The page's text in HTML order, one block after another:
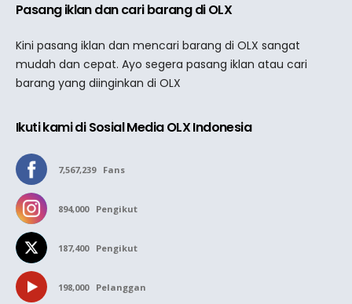
Pasang iklan dan cari barang di OLX
Kini pasang iklan dan mencari barang di OLX sangat
mudah dan cepat. Ayo segera pasang iklan atau cari
barang yang diinginkan di OLX
Ikuti kami di Sosial Media OLX Indonesia
7,567,239 Fans
894,000 Pengikut
187,400 Pengikut
198,000 Pelanggan